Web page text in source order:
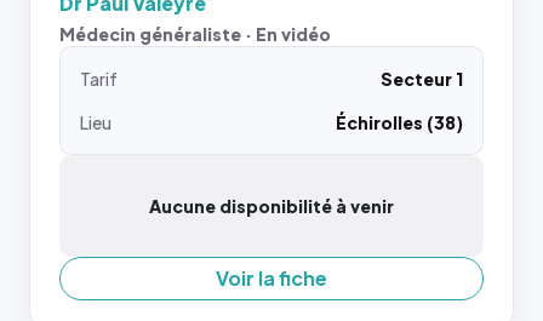
Médecin généraliste · En vidéo
Tarif
Secteur 1
Lieu
Échirolles (38)
Aucune disponibilité à venir
Voir la fiche